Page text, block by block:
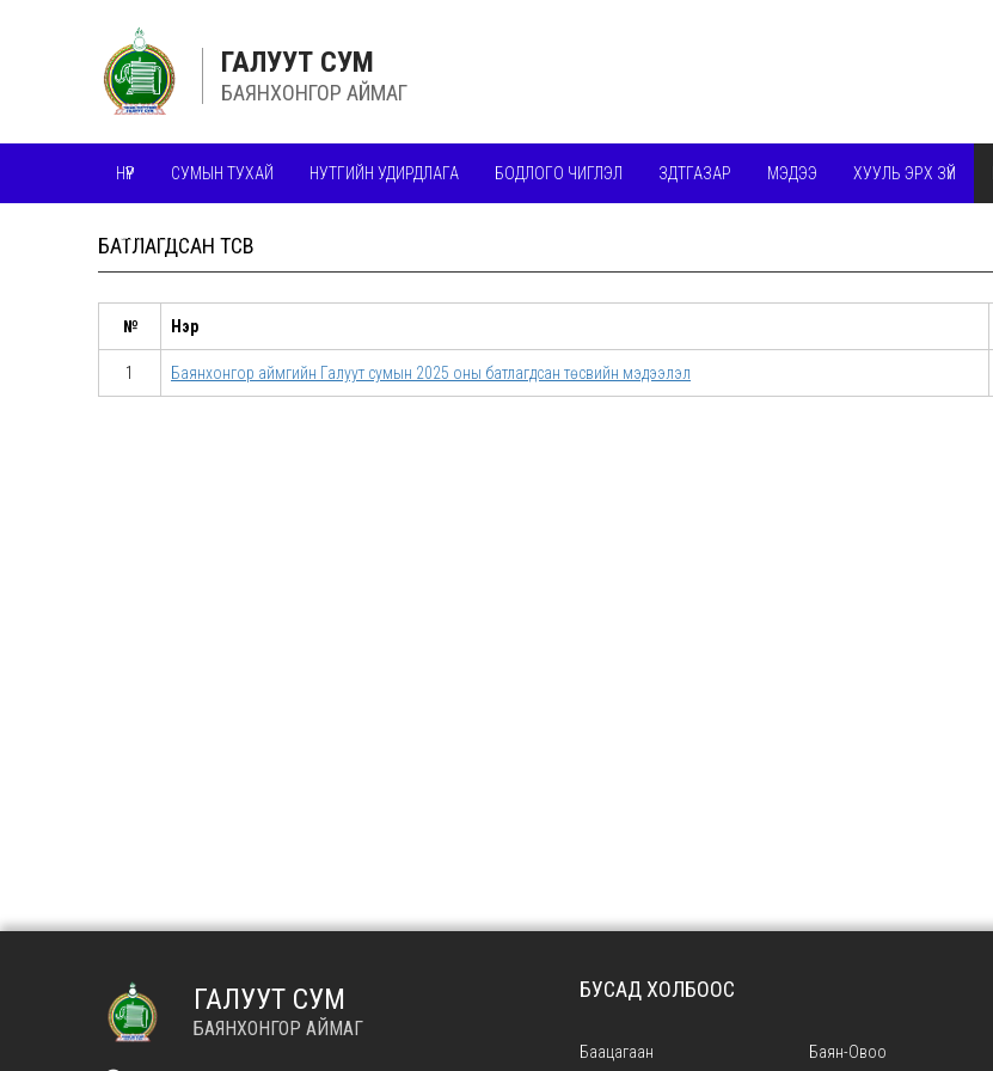
ГАЛУУТ СУМ
БАЯНХОНГОР АЙМАГ
НҮҮР СУМЫН ТУХАЙ НУТГИЙН УДИРДЛАГА БОДЛОГО ЧИГЛЭЛ ЗДТГАЗАР МЭДЭЭ ХУУЛЬ ЭРХ ЗҮЙ
БАТЛАГДСАН ТӨСӨВ
№ Нэр
1 Баянхонгор аймгийн Галуут сумын 2025 оны батлагдсан төсвийн мэдээлэл
ГАЛУУТ СУМ
БАЯНХОНГОР АЙМАГ
БУСАД ХОЛБООС
Баацагаан Баян-Овоо